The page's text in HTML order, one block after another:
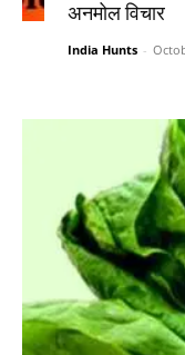
अनमोल विचार
India Hunts -